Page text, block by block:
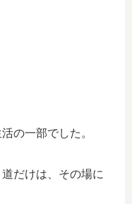
の一部でした。
だけは、その場に